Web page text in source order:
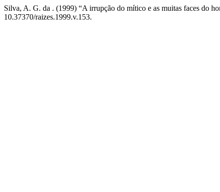
Silva, A. G. da . (1999) “A irrupção do mítico e as muitas faces do
10.37370/raizes.1999.v.153.